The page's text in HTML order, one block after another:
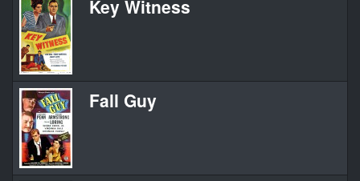
Key Witness
Fall Guy